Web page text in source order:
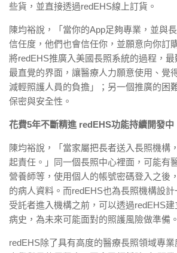
些貨，並直接透過redEHS線上訂貨。
陳均裕說，「當你的App足夠專業，並與
信任度，他們也會信任你，並願意向你訂
將redEHS推廣入美國長照系統的過程，
最直覺的界面，讓醫療人力願意使用、覺
減輕照護人員的負擔」；另一個推廣的困
保密與安全性。
花費5年不斷精進 redEHS功能持續開發中
陳均裕說，「當家屬把長者送入長照機構
起責任。」同一個長照中心裡面，可能有
營養師等，使用個人的帳號密碼登入之後
的病人資料。而redEHS也為長照機構設
受託者進入機構之前，可以透過redEHS
病史，為未來可能面對的照護風險做準備。
redEHS除了具有高度的醫療長照領域專